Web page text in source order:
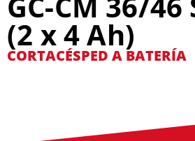
(2 x 4 Ah)
CORTACÉSPED A BATERÍA